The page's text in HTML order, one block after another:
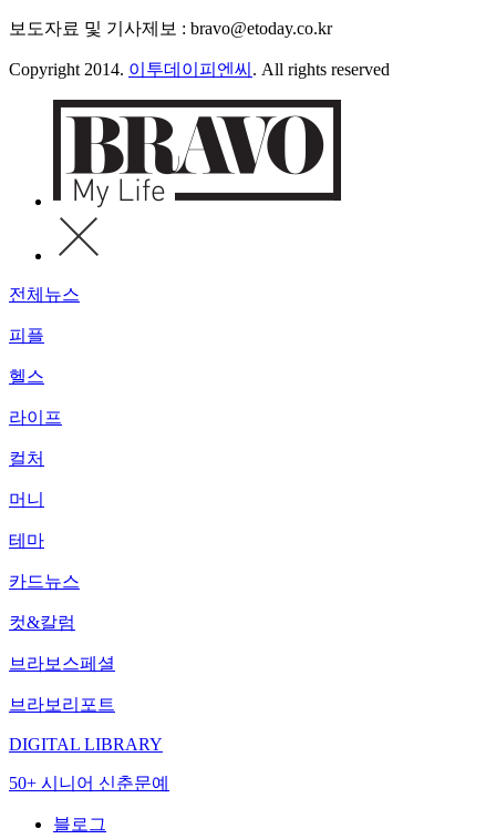
보도자료 및 기사제보 : bravo@etoday.co.kr
Copyright 2014. 이투데이피엔씨 . All rights reserved
전체뉴스
피플
헬스
라이프
컬처
머니
테마
카드뉴스
컷&칼럼
브라보스페셜
브라보리포트
DIGITAL LIBRARY
50+ 시니어 신춘문예
블로그